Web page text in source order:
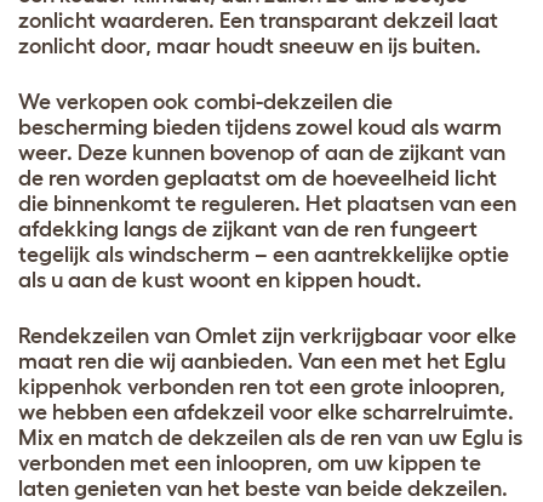
zonlicht waarderen. Een transparant dekzeil laat
zonlicht door, maar houdt sneeuw en ijs buiten.
We verkopen ook combi-dekzeilen die
bescherming bieden tijdens zowel koud als warm
weer. Deze kunnen bovenop of aan de zijkant van
de ren worden geplaatst om de hoeveelheid licht
die binnenkomt te reguleren. Het plaatsen van een
afdekking langs de zijkant van de ren fungeert
tegelijk als windscherm – een aantrekkelijke optie
als u aan de kust woont en kippen houdt.
Rendekzeilen van Omlet zijn verkrijgbaar voor elke
maat ren die wij aanbieden. Van een met het Eglu
kippenhok verbonden ren tot een grote inloopren,
we hebben een afdekzeil voor elke scharrelruimte.
Mix en match de dekzeilen als de ren van uw Eglu is
verbonden met een inloopren, om uw kippen te
laten genieten van het beste van beide dekzeilen.